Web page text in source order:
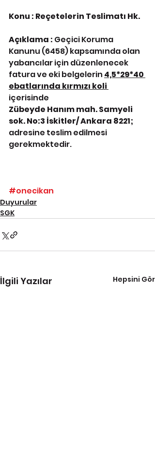
Konu : Reçetelerin Teslimatı Hk.
Açıklama : Geçici Koruma
Kanunu (6458) kapsamında olan
yabancılar için düzenlenecek
fatura ve eki belgelerin 4,5*29*40
ebatlarında kırmızı koli
içerisinde
Zübeyde Hanım mah. Samyeli
sok. No:3 İskitler/ Ankara 8221;
adresine teslim edilmesi
gerekmektedir.
#onecikan
Duyurular
SGK
İlgili Yazılar Hepsini Gör